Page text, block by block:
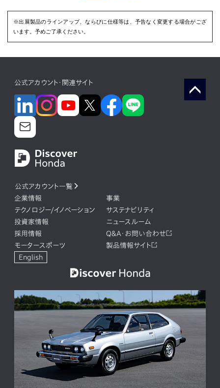
※出展製品のラインアップ、ならびに仕様等は、予告なく変更する場合がござ
います。予めご了承ください。
公式アカウント・関連サイト
公式アカウント一覧
企業情報
事業
テクノロジー/イノベーション
サステナビリティ
投資家情報
ニュースルーム
採用情報
Q&A・お問い合わせ
モータースポーツ
製品情報サイト
English